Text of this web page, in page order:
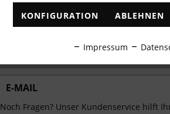
E-MAIL
Noch Fragen? Unser Kundenservice hilft
Tracking
Personalisierung
Service
KONFIGURATION ABLEHNEN
Impressum